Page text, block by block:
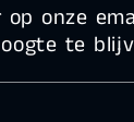
op onze
te